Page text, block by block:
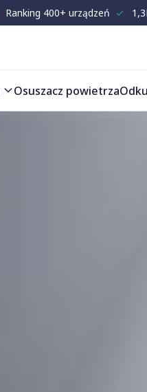
Ranking 400+ urządzeń ✓
Osuszacz powietrza